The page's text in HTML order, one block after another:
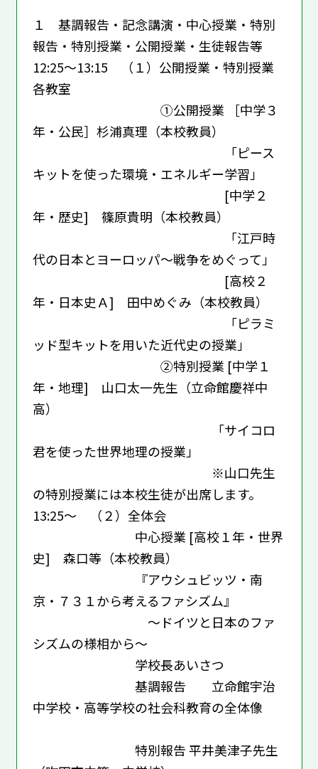
１ 基調報告・記念講演・中心授業・特別
報告・特別授業・公開授業・生徒報告等
12:25～13:15 （１）公開授業・特別授業
各教室
①公開授業 ［中学３
年・公民］杉浦真理（本校教員）
「ピース
キットを使った環境・エネルギー学習」
[中学２
年・歴史] 篠原貴明（本校教員）
「江戸時
代の日本とヨーロッパ～戦争をめぐって」
[高校２
年・日本史Ａ] 田中めぐみ（本校教員）
「ピラミ
ッド型キットを用いた近代史の授業」
②特別授業 [中学１
年・地理] 山口太一先生（立命館慶祥中
高）
「サイコロ
君を使った世界地理の授業」
※山口先生
の特別授業には本校生徒が出席します。
13:25～ （２）全体会
中心授業 [高校１年・世界
史] 森口等（本校教員）
『アウシュビッツ・南
京・７３１から考えるファシズム』
～ドイツと日本のファ
シズムの様相から～
学校長あいさつ
基調報告 立命館宇治
中学校・高等学校の社会科教育の全体像
特別報告 平井美津子先生